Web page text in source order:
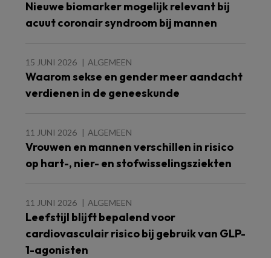
Nieuwe biomarker mogelijk relevant bij
acuut coronair syndroom bij mannen
15 JUNI 2026 ALGEMEEN
Waarom sekse en gender meer aandacht
verdienen in de geneeskunde
11 JUNI 2026 ALGEMEEN
Vrouwen en mannen verschillen in risico
op hart-, nier- en stofwisselingsziekten
11 JUNI 2026 ALGEMEEN
Leefstijl blijft bepalend voor
cardiovasculair risico bij gebruik van GLP-
1-agonisten